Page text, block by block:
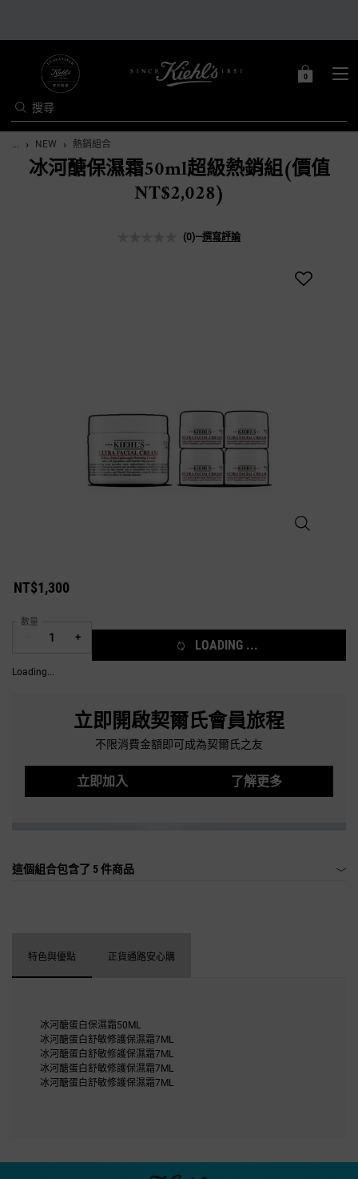
搜尋
購0
0 PRODUCT IN
Main content
... NEW 熱銷組合
冰河醣保濕霜50ml超級熱銷組(價值
NT$2,028)
(0)—撰寫評論
冰河醣保濕
NT$1,300
數量
+ LOADING ...
Loading...
立即開啟契爾氏會員旅程
不限消費金額即可成為契爾氏之友
立即加入 了解更多
這個組合包含了 5 件商品
特色與優點 正貨通路安心購
冰河醣蛋白保濕霜50ML
冰河醣蛋白舒敏修護保濕霜7ML
冰河醣蛋白舒敏修護保濕霜7ML
冰河醣蛋白舒敏修護保濕霜7ML
冰河醣蛋白舒敏修護保濕霜7ML